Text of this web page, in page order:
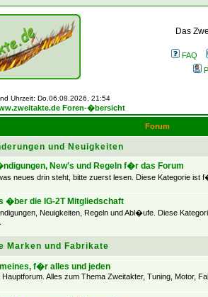
Das
FAQ
Uhrzeit: Do.06.08.2026, 21:54
Foren-�bersicht
Forum
und Neuigkeiten
New's und Regeln f�r das Forum
neues drin steht, bitte zuerst lesen. Diese Kategorie ist
�ber die IG-2T Mitgliedschaft
Neuigkeiten, Regeln und Abl�ufe. Diese
Marken und Fabrikate
f�r alles und jeden
Alles zum Thema Zweitakter, Tuning, Motor,